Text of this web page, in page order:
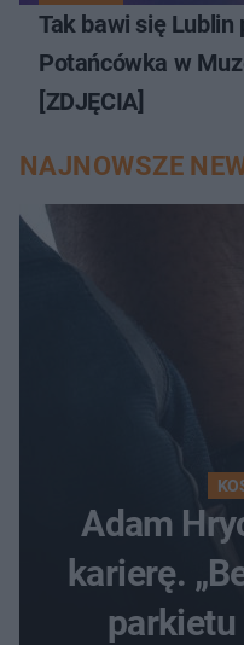
Tak bawi się Lublin
Potańcówka w
[ZDJĘCIA]
NAJNOWSZE
Adam
karierę.
parkietu